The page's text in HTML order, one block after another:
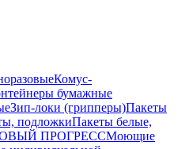
Комус-
бумажные
Зип-локи (грипперы)Пакеты
подложкиПакеты белые,
ПРОГРЕССМоющие